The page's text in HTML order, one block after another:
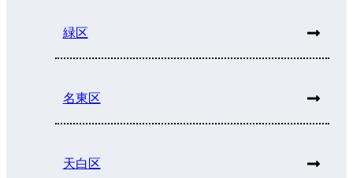
緑区
名東区
天白区